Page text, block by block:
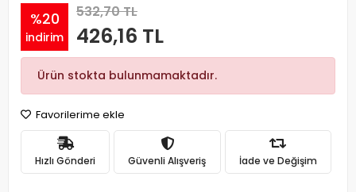
%20
indirim
532,70 TL
426,16 TL
Ürün stokta bulunmamaktadır.
Favorilerime ekle
Hızlı Gönderi Güvenli Alışveriş İade ve Değişim